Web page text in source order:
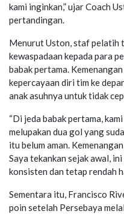
kami inginkan,” ujar Coach
pertandingan.
Menurut Uston, staf pelatih
kewaspadaan kepada para
babak pertama.
kepercayaan diri tim ke
anak asuhnya untuk tidak
“Di jeda babak pertama,
melupakan dua gol yang
itu belum aman.
Saya tekankan sejak awal,
konsisten dan tetap rendah
Sementara itu, Francisco
poin setelah Persebaya